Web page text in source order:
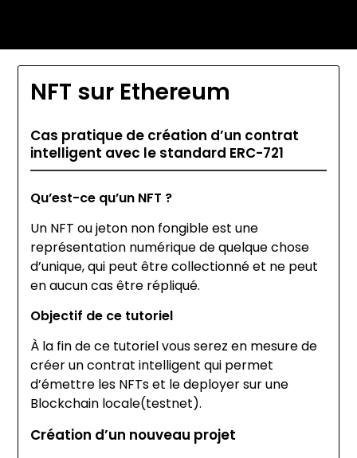
content
NFT sur Ethereum
Cas pratique de création d’un contrat
intelligent avec le standard ERC-721
Qu’est-ce qu’un NFT ?
Un NFT ou jeton non fongible est une
représentation numérique de quelque chose
d’unique, qui peut être collectionné et ne peut
en aucun cas être répliqué.
Objectif de ce tutoriel
À la fin de ce tutoriel vous serez en mesure de
créer un contrat intelligent qui permet
d’émettre les NFTs et le deployer sur une
Blockchain locale(testnet).
Création d’un nouveau projet